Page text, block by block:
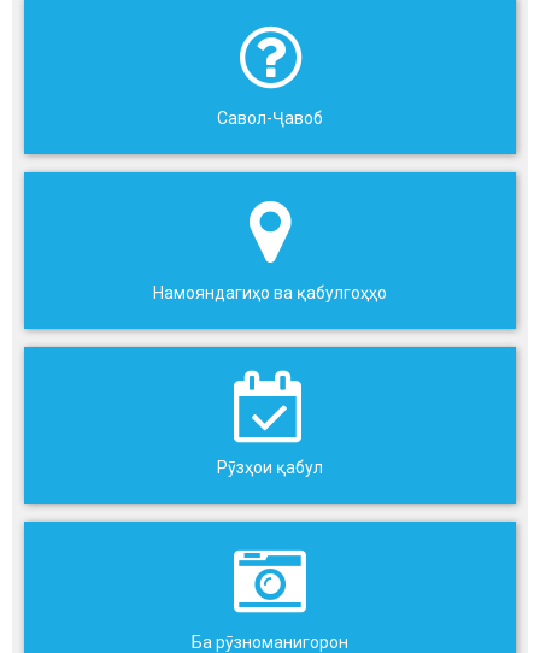
Савол-Ҷавоб
Намояндагиҳо ва қабулгоҳҳо
Рӯзҳои қабул
Ба рӯзноманигорон